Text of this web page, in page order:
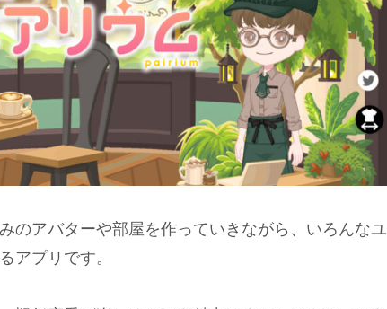
のアバターや部屋を作っていきながら、いろんなユ
アプリです。